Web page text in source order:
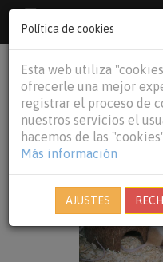
€Baleares y
Política de cookies
Esta web utiliza
ofrecerle una mejor
registrar el proceso de
nuestros servicios el
hacemos de las
Más información
AJUSTES